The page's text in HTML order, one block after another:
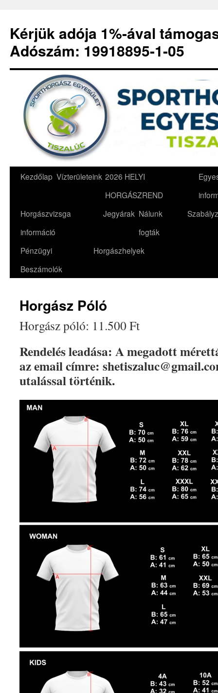
Kérjük adója 1%-ával
Adószám: 19918895-1-05
Kilépés
tartalomba
Kezdőlap Vízterületeink 2026 HELYI
HORGÁSZREND
Horgászvizsga
információ
Jegyárak Nálunk
fogták
Pénzügyi
Beszámolók
Horgászhelyek
Horgász Póló
Horgász póló: 11.500 Ft
Rendelés leadása: A megadott
az email címre:
utalással történik.